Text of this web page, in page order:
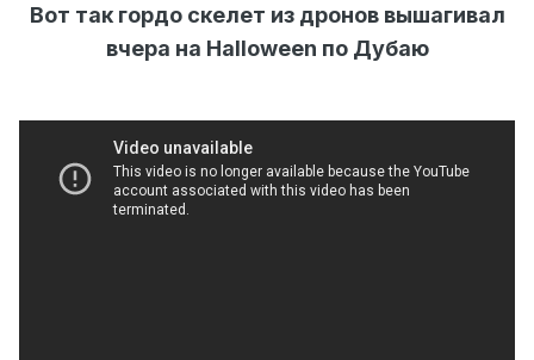
Вот так гордо скелет из дронов вышагивал
вчера на Halloween по Дубаю